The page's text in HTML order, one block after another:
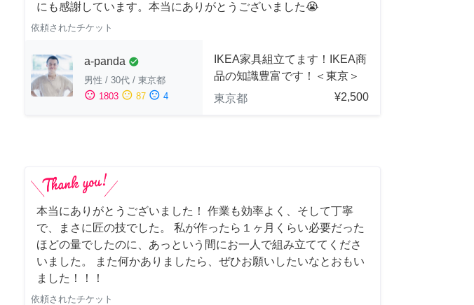
にも感謝しています。本当にありがとうございました😭
依頼されたチケット
a-panda check_circle
男性 / 30代 / 東京都
sentiment_satisfied 1803 sentiment_neutral 87 sentiment_dissatisfied 4
IKEA家具組立てます！IKEA商
品の知識豊富です！＜東京＞
東京都
¥2,500
本当にありがとうございました！ 作業も効率よく、そして丁寧
で、まさに匠の技でした。 私が作ったら１ヶ月くらい必要だった
ほどの量でしたのに、あっという間にお一人で組み立ててくださ
いました。 また何かありましたら、ぜひお願いしたいなとおもい
ました！！！
依頼されたチケット